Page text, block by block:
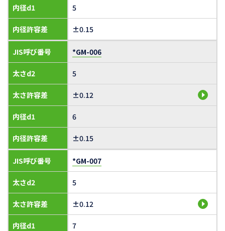
内径d1
内径許容差
5
±0.15
JIS呼び番号
太さd2
太さ許容差
内径d1
内径許容差
*GM-006
5
±0.12
6
±0.15
JIS呼び番号
太さd2
太さ許容差
内径d1
*GM-007
5
±0.12
7